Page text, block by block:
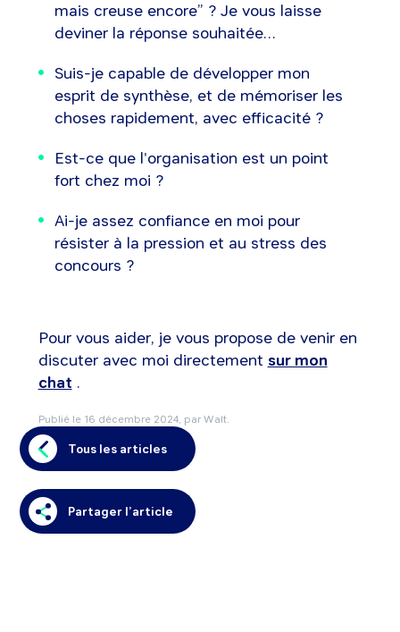
Tous les articles
Partager l’article
mais creuse encore” ? Je vous laisse
deviner la réponse souhaitée…
Suis-je capable de développer mon
esprit de synthèse, et de mémoriser les
choses rapidement, avec efficacité ?
Est-ce que l'organisation est un point
fort chez moi ?
Ai-je assez confiance en moi pour
résister à la pression et au stress des
concours ?
Pour vous aider, je vous propose de venir en
discuter avec moi directement sur mon
chat .
Publié le 16 décembre 2024, par Walt.